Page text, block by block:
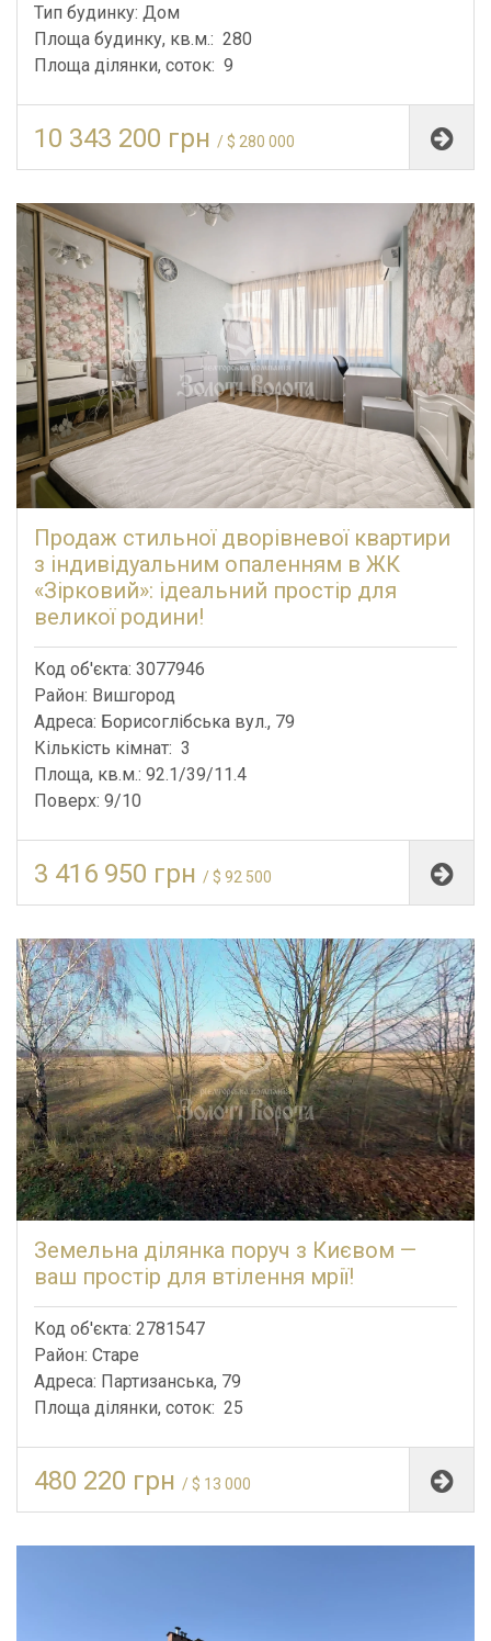
Тип будинку: Дом
Площа будинку, кв.м.: 280
Площа ділянки, соток: 9
10 343 200 грн / $ 280 000
Продаж стильної дворівневої квартири
з індивідуальним опаленням в ЖК
«Зірковий»: ідеальний простір для
великої родини!
Код об'єкта: 3077946
Район: Вишгород
Адреса: Борисоглібська вул., 79
Кількість кімнат: 3
Площа, кв.м.: 92.1/39/11.4
Поверх: 9/10
3 416 950 грн / $ 92 500
Земельна ділянка поруч з Києвом —
ваш простір для втілення мрії!
Код об'єкта: 2781547
Район: Старе
Адреса: Партизанська, 79
Площа ділянки, соток: 25
480 220 грн / $ 13 000